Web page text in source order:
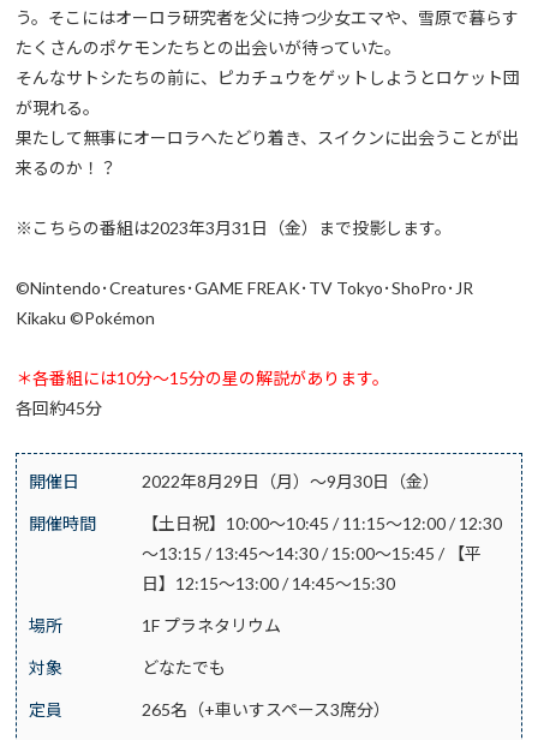
う。そこにはオーロラ研究者を父に持つ少女エマや、雪原で暮らす
たくさんのポケモンたちとの出会いが待っていた。
そんなサトシたちの前に、ピカチュウをゲットしようとロケット団
が現れる。
果たして無事にオーロラへたどり着き、スイクンに出会うことが出
来るのか！？
※こちらの番組は2023年3月31日（金）まで投影します。
©Nintendo･Creatures･GAME FREAK･TV Tokyo･ShoPro･JR
Kikaku ©Pokémon
＊各番組には10分～15分の星の解説があります。
各回約45分
開催日 2022年8月29日（月）～9月30日（金）
開催時間
【土日祝】10:00～10:45 / 11:15～12:00 / 12:30
～13:15 / 13:45～14:30 / 15:00～15:45 / 【平
日】12:15～13:00 / 14:45～15:30
場所 1F プラネタリウム
対象 どなたでも
定員 265名（+車いすスペース3席分）